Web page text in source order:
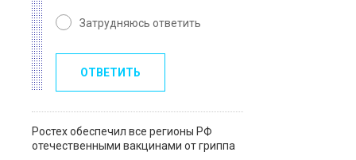
Затрудняюсь ответить
ОТВЕТИТЬ
Ростех обеспечил все регионы РФ
отечественными вакцинами от гриппа